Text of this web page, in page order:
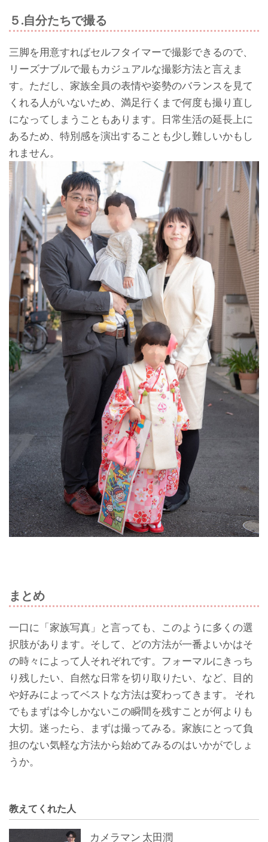
５.自分たちで撮る
三脚を用意すればセルフタイマーで撮影できるので、
リーズナブルで最もカジュアルな撮影方法と言えま
す。ただし、家族全員の表情や姿勢のバランスを見て
くれる人がいないため、満足行くまで何度も撮り直し
になってしまうこともあります。日常生活の延長上に
あるため、特別感を演出することも少し難しいかもし
れません。
まとめ
一口に「家族写真」と言っても、このように多くの選
択肢があります。そして、どの方法が一番よいかはそ
の時々によって人それぞれです。フォーマルにきっち
り残したい、自然な日常を切り取りたい、など、目的
や好みによってベストな方法は変わってきます。 それ
でもまずは今しかないこの瞬間を残すことが何よりも
大切。迷ったら、まずは撮ってみる。家族にとって負
担のない気軽な方法から始めてみるのはいかがでしょ
うか。
教えてくれた人
カメラマン 太田潤